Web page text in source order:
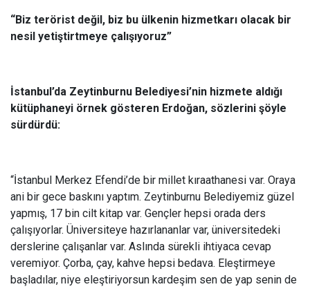
“Biz terörist değil, biz bu ülkenin hizmetkarı olacak bir
nesil yetiştirtmeye çalışıyoruz”
İstanbul’da Zeytinburnu Belediyesi’nin hizmete aldığı
kütüphaneyi örnek gösteren Erdoğan, sözlerini şöyle
sürdürdü:
“İstanbul Merkez Efendi’de bir millet kıraathanesi var. Oraya
ani bir gece baskını yaptım. Zeytinburnu Belediyemiz güzel
yapmış, 17 bin cilt kitap var. Gençler hepsi orada ders
çalışıyorlar. Üniversiteye hazırlananlar var, üniversitedeki
derslerine çalışanlar var. Aslında sürekli ihtiyaca cevap
veremiyor. Çorba, çay, kahve hepsi bedava. Eleştirmeye
başladılar, niye eleştiriyorsun kardeşim sen de yap senin de